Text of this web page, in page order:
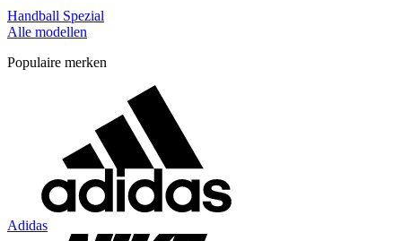
Handball Spezial
Alle modellen
Populaire merken
Adidas